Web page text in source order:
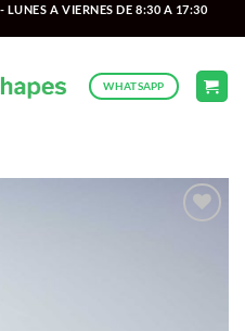
A VIERNES DE 8:30 A 17:30
WHATSAPP